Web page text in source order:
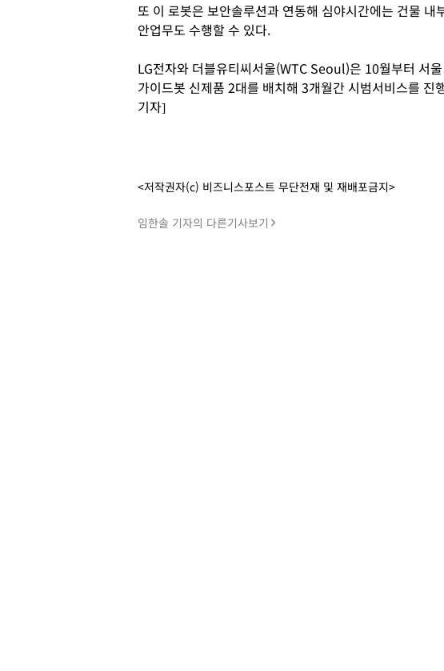
또 이 로봇은 보안솔루션과 연동해 심야시간에는 건물 내
안업무도 수행할 수 있다.
LG전자와 더블유티씨서울(WTC Seoul)은 10월부터 서
가이드봇 신제품 2대를 배치해 3개월간 시범서비스를 진
기자]
<저작권자(c) 비즈니스포스트 무단전재 및 재배포금지>
임한솔 기자의 다른기사보기